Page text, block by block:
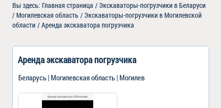
Вы здесь: Главная страница / Экскаваторы-погрузчики в Беларуси
/ Могилевская область / Экскаваторы-погрузчики в Могилевской
области /Аренда экскаватора погрузчика
Аренда экскаватора погрузчика
Беларусь | Могилевская область | Могилев